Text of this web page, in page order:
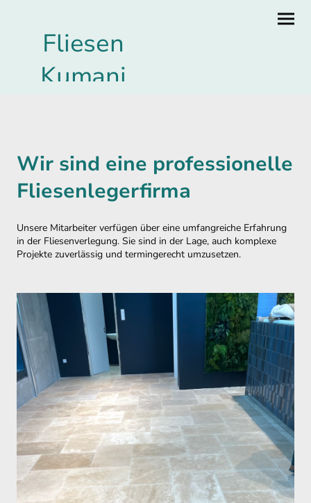
Fliesen
Kumani
Wir sind eine professionelle
Fliesenlegerfirma
Unsere Mitarbeiter verfügen über eine umfangreiche Erfahrung
in der Fliesenverlegung. Sie sind in der Lage, auch komplexe
Projekte zuverlässig und termingerecht umzusetzen.